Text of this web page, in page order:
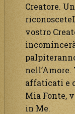
Creatore.
vostro
affaticati e
Mia Fonte,
in Me.